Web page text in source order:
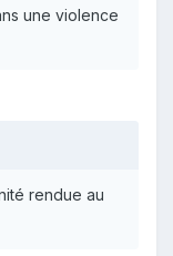
une violence
rendue au